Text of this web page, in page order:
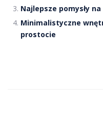
Najlepsze pomysły
Minimalistyczne
prostocie